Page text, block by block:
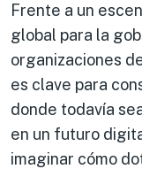
Frente a un
global para la
organizaciones
es clave para
donde todavía
en un futuro
imaginar cómo